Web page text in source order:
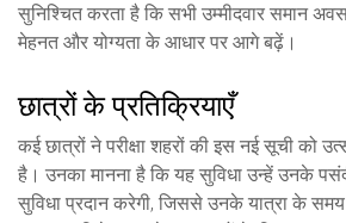
सुनिश्चित करता है कि सभी उम्मीदवार समान
मेहनत और योग्यता के आधार पर आगे बढ़ें।
छात्रों के प्रतिक्रियाएँ
कई छात्रों ने परीक्षा शहरों की इस नई सूची को
है। उनका मानना है कि यह सुविधा उन्हें उनके
सुविधा प्रदान करेगी, जिससे उनके यात्रा के